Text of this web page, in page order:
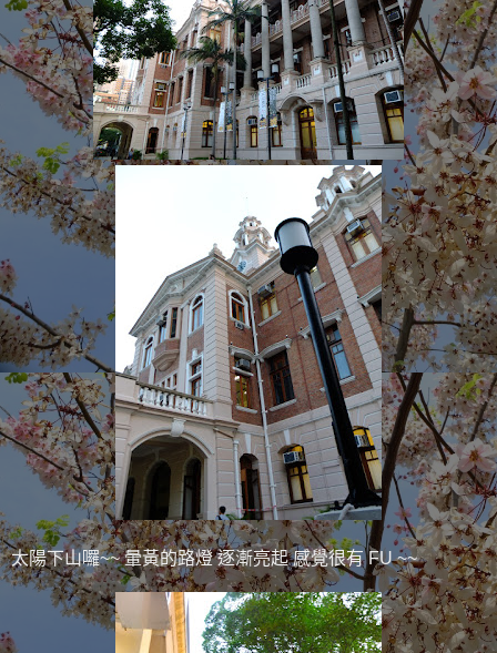
太陽下山囉~~ 暈黃的路燈 逐漸亮起 感覺很有 FU ~~